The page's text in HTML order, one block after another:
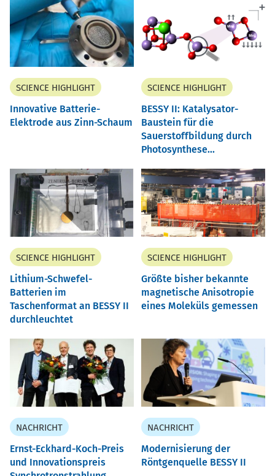
SCIENCE HIGHLIGHT
Innovative Batterie-
Elektrode aus Zinn-Schaum
SCIENCE HIGHLIGHT
BESSY II: Katalysator-
Baustein für die
Sauerstoffbildung durch
Photosynthese...
SCIENCE HIGHLIGHT
Lithium-Schwefel-
Batterien im
Taschenformat an BESSY II
durchleuchtet
SCIENCE HIGHLIGHT
Größte bisher bekannte
magnetische Anisotropie
eines Moleküls gemessen
NACHRICHT
Ernst-Eckhard-Koch-Preis
und Innovationspreis
NACHRICHT
Modernisierung der
Röntgenquelle BESSY II